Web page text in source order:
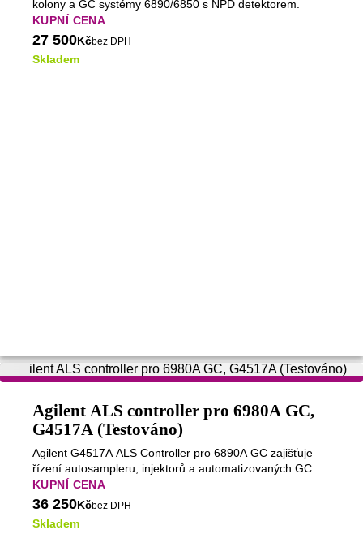
kolony a GC systémy 6890/6850 s NPD detektorem.
KUPNÍ CENA
27 500Kčbez DPH
Skladem
Agilent ALS controller pro 6980A GC,
G4517A (Testováno)
Agilent G4517A ALS Controller pro 6890A GC zajišťuje
řízení autosampleru, injektorů a automatizovaných GC
sekvencí.
KUPNÍ CENA
36 250Kčbez DPH
Skladem